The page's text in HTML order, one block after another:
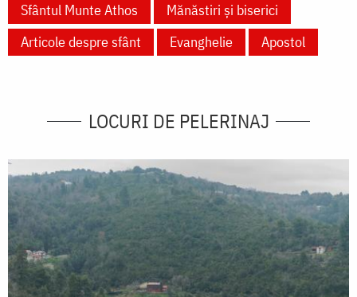
Sfântul Munte Athos
Mănăstiri și biserici
Articole despre sfânt
Evanghelie Apostol
LOCURI DE PELERINAJ